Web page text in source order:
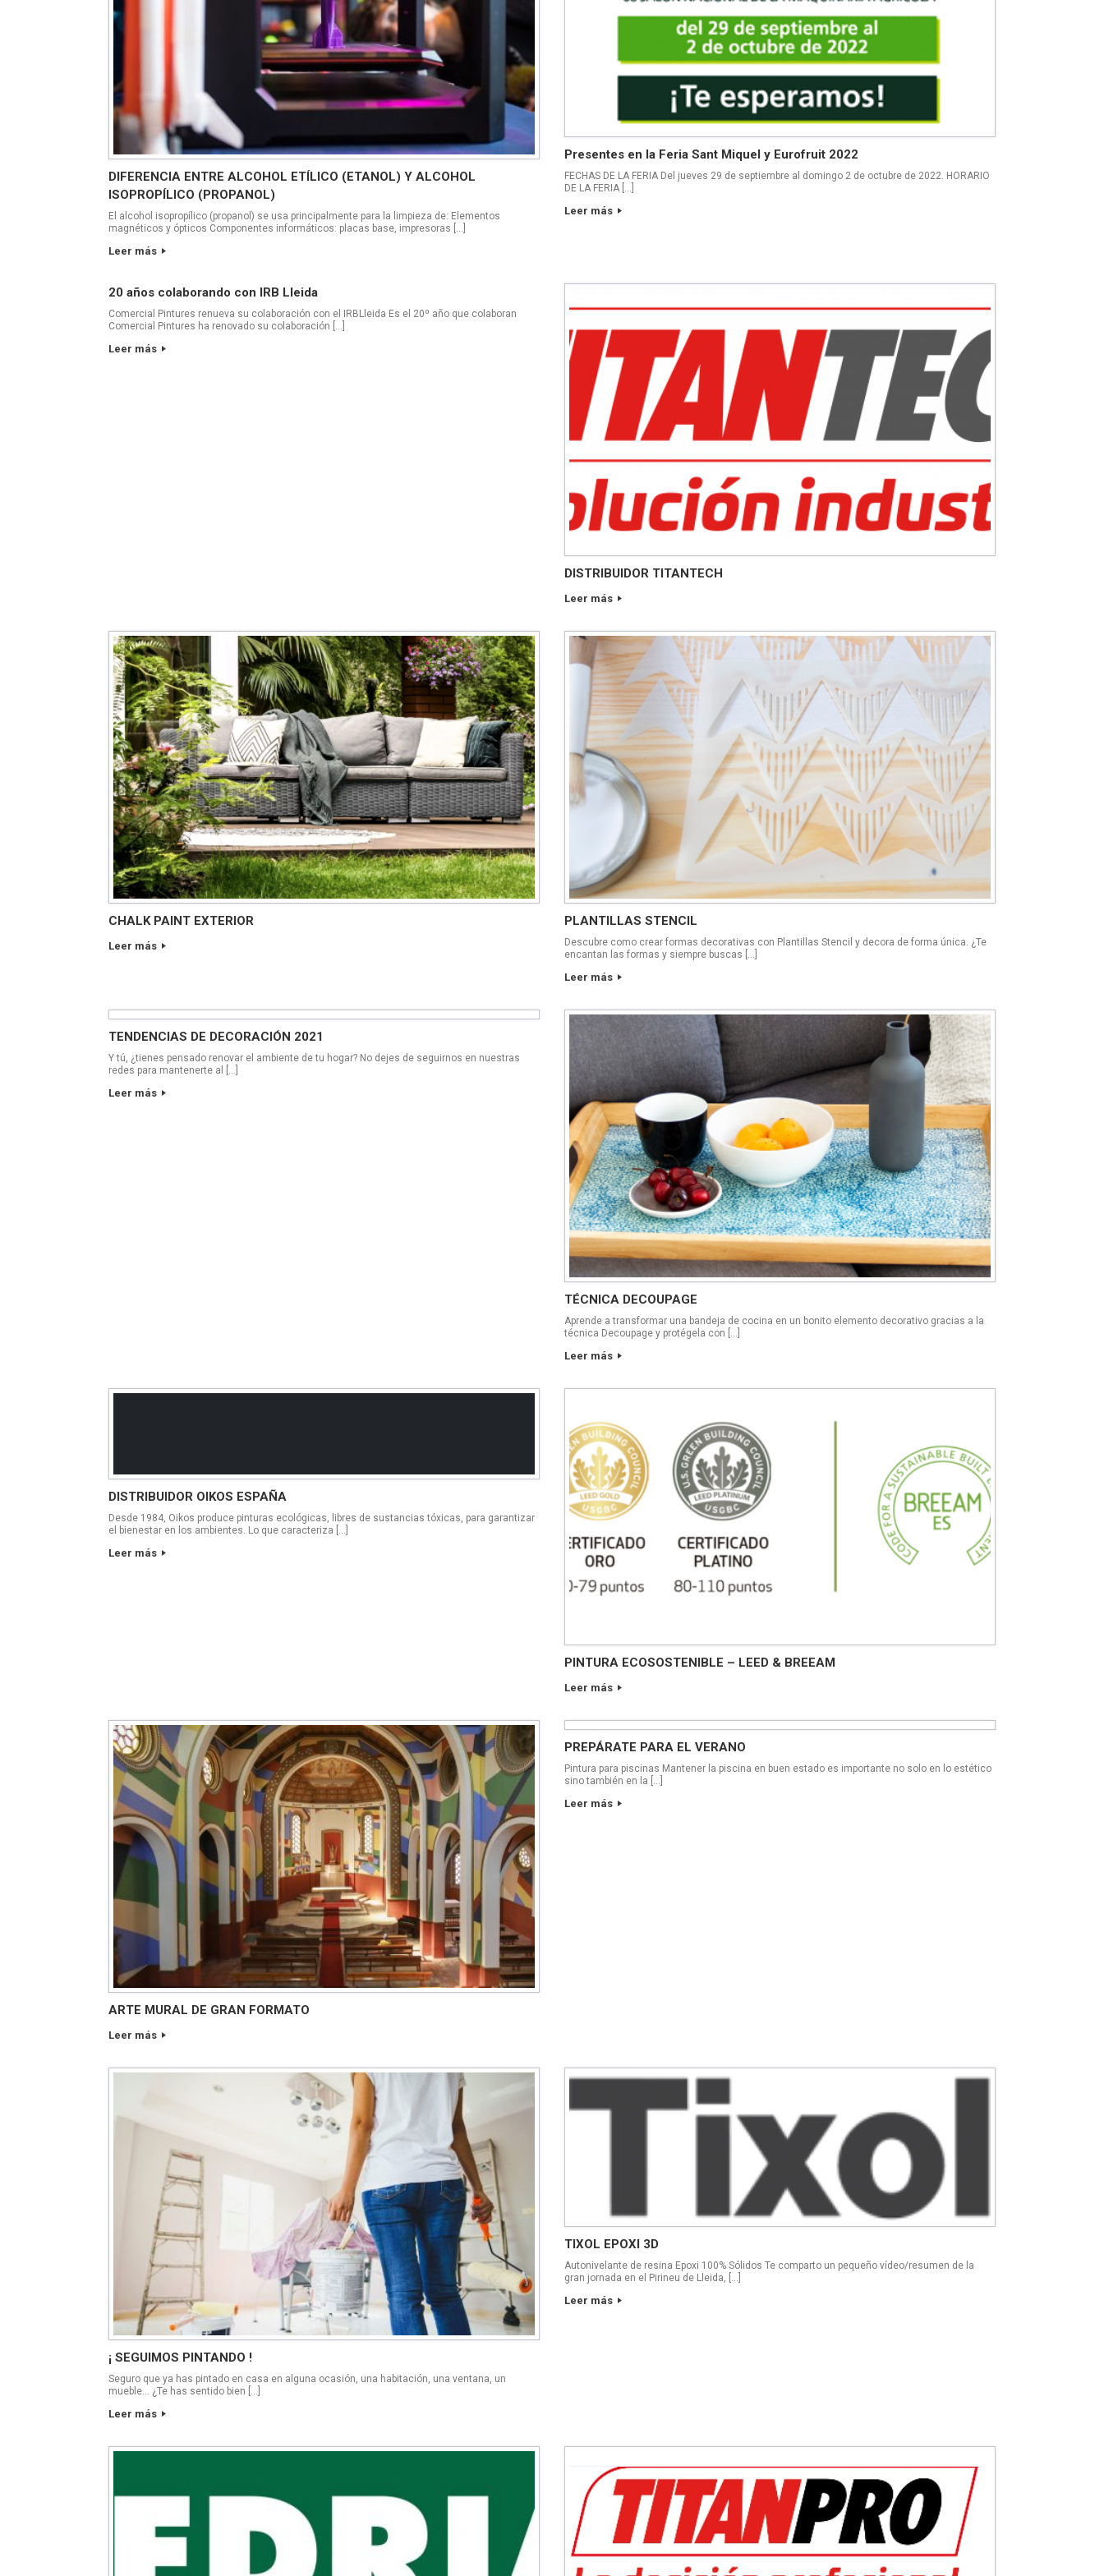
DIFERENCIA ENTRE ALCOHOL ETÍLICO (ETANOL) Y ALCOHOL
ISOPROPÍLICO (PROPANOL)
El alcohol isopropílico (propanol) se usa principalmente para la limpieza de: Elementos
magnéticos y ópticos Componentes informáticos: placas base, impresoras […]
Leer más
Presentes en la Feria Sant Miquel y Eurofruit 2022
FECHAS DE LA FERIA Del jueves 29 de septiembre al domingo 2 de octubre de 2022. HORARIO
DE LA FERIA […]
Leer más
20 años colaborando con IRB Lleida
Comercial Pintures renueva su colaboración con el IRBLleida Es el 20º año que colaboran
Comercial Pintures ha renovado su colaboración […]
Leer más
DISTRIBUIDOR TITANTECH
Leer más
CHALK PAINT EXTERIOR
Leer más
PLANTILLAS STENCIL
Descubre como crear formas decorativas con Plantillas Stencil y decora de forma única. ¿Te
encantan las formas y siempre buscas […]
Leer más
TENDENCIAS DE DECORACIÓN 2021
Y tú, ¿tienes pensado renovar el ambiente de tu hogar? No dejes de seguirnos en nuestras
redes para mantenerte al […]
Leer más
TÉCNICA DECOUPAGE
Aprende a transformar una bandeja de cocina en un bonito elemento decorativo gracias a la
técnica Decoupage y protégela con […]
Leer más
DISTRIBUIDOR OIKOS ESPAÑA
Desde 1984, Oikos produce pinturas ecológicas, libres de sustancias tóxicas, para garantizar
el bienestar en los ambientes. Lo que caracteriza […]
Leer más
PINTURA ECOSOSTENIBLE – LEED & BREEAM
Leer más
ARTE MURAL DE GRAN FORMATO
Leer más
PREPÁRATE PARA EL VERANO
Pintura para piscinas Mantener la piscina en buen estado es importante no solo en lo estético
sino también en la […]
Leer más
¡ SEGUIMOS PINTANDO !
Seguro que ya has pintado en casa en alguna ocasión, una habitación, una ventana, un
mueble… ¿Te has sentido bien […]
Leer más
TIXOL EPOXI 3D
Autonivelante de resina Epoxi 100% Sólidos Te comparto un pequeño vídeo/resumen de la
gran jornada en el Pirineu de Lleida, […]
Leer más